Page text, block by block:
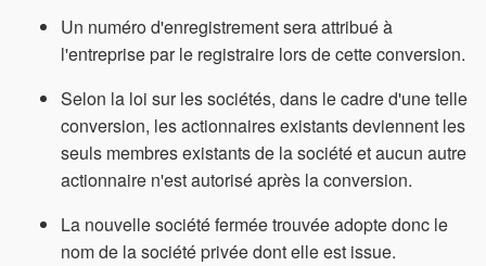
Un numéro d'enregistrement sera attribué à
l'entreprise par le registraire lors de cette conversion.
Selon la loi sur les sociétés, dans le cadre d'une telle
conversion, les actionnaires existants deviennent les
seuls membres existants de la société et aucun autre
actionnaire n'est autorisé après la conversion.
La nouvelle société fermée trouvée adopte donc le
nom de la société privée dont elle est issue.